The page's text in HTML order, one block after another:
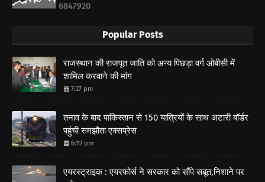
6847920
Popular Posts
राजस्थान की राजपूत जाति को अन्य पिछड़ा वर्ग ओबीसी में
शामिल करवाने की मांग
7:27 pm
तनाव के बाद पाकिस्तान से 150 यात्रियों के साथ अटारी बॉर्डर
पहुंची समझौता एक्सप्रेस
6:12 pm
एयरस्ट्राइक : एयरफोर्स ने सरकार को सौंपे सबूत,निशाने पर